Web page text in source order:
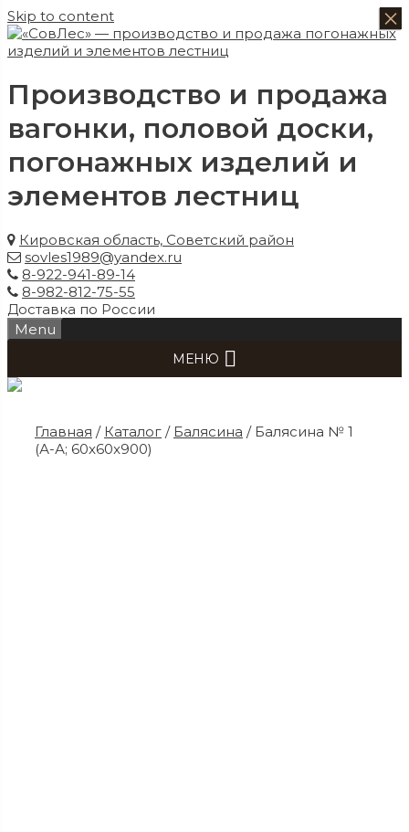
Skip to content
Производство и продажа
вагонки, половой доски,
погонажных изделий и
элементов лестниц
Кировская область, Советский район
sovles1989@yandex.ru
8-922-941-89-14
8-982-812-75-55
Доставка по России
Menu
МЕНЮ
Главная / Каталог / Балясина / Балясина № 1
(А-А; 60x60x900)
×
×
×
×